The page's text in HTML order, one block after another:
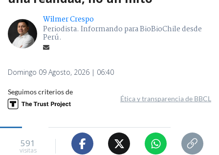
Wilmer Crespo
Periodista. Informando para BioBioChile desde
Perú.
Domingo 09 Agosto, 2026 | 06:40
Seguimos criterios de
Ética y transparencia de BBCL
591
visitas